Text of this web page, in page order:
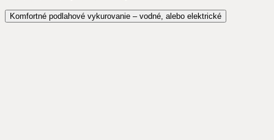
Komfortné podlahové vykurovanie – vodné, alebo elektrické